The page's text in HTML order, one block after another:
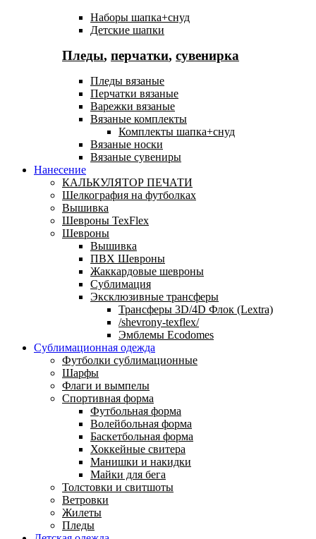
Наборы шапка+снуд
Детские шапки
Пледы, перчатки, сувенирка
Пледы вязаные
Перчатки вязаные
Варежки вязаные
Вязаные комплекты
Комплекты шапка+снуд
Вязаные носки
Вязаные сувениры
Нанесение
КАЛЬКУЛЯТОР ПЕЧАТИ
Шелкография на футболках
Вышивка
Шевроны TexFlex
Шевроны
Вышивка
ПВХ Шевроны
Жаккардовые шевроны
Сублимация
Эксклюзивные трансферы
Трансферы 3D/4D Флок (Lextra)
/shevrony-texflex/
Эмблемы Ecodomes
Сублимационная одежда
Футболки сублимационные
Шарфы
Флаги и вымпелы
Спортивная форма
Футбольная форма
Волейбольная форма
Баскетбольная форма
Хоккейные свитера
Манишки и накидки
Майки для бега
Толстовки и свитшоты
Ветровки
Жилеты
Пледы